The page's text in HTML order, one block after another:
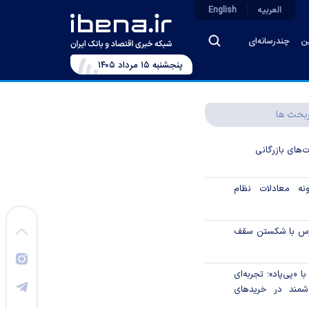
چندرسانه‌ای
العربیه English
پنجشنبه ۱۵ مرداد ۱۴۰۵
ها
بازرگانی
معادلات نظام
با شکستن سقف
«پی‌پاد»؛ تجربه‌ای
در خریدهای